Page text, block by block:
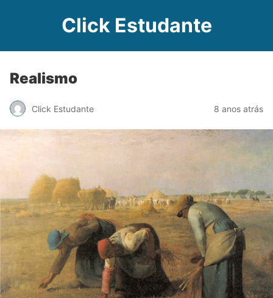
Click Estudante
Realismo
Click Estudante 8 anos atrás